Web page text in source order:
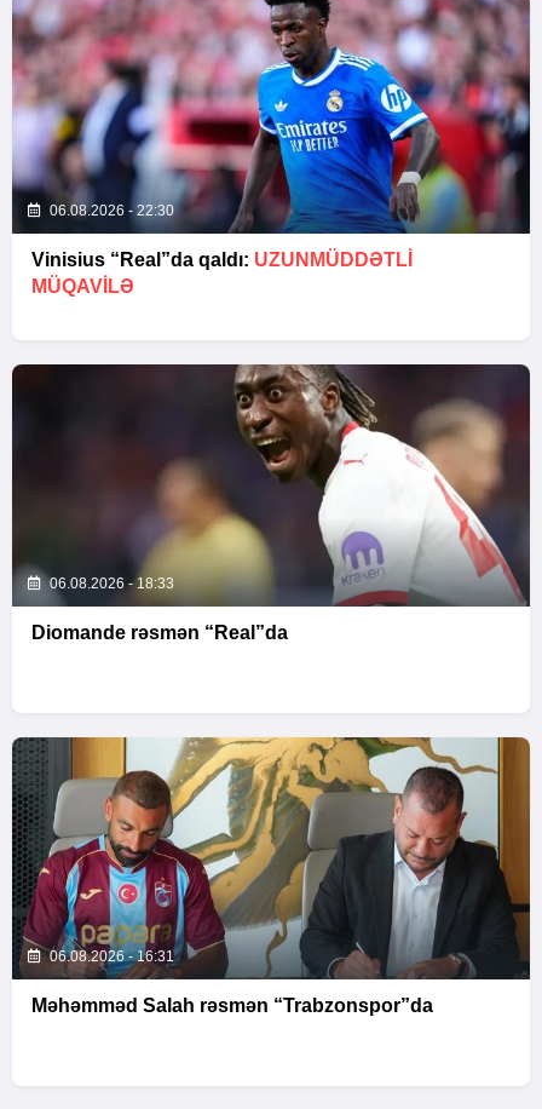
06.08.2026 - 22:30
Vinisius “Real”da qaldı: UZUNMÜDDƏTLİ
MÜQAVİLƏ
06.08.2026 - 18:33
Diomande rəsmən “Real”da
06.08.2026 - 16:31
Məhəmməd Salah rəsmən “Trabzonspor”da